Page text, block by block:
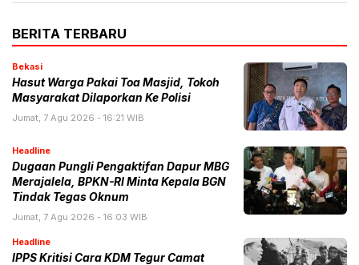
BERITA TERBARU
Bekasi
Hasut Warga Pakai Toa Masjid, Tokoh
Masyarakat Dilaporkan Ke Polisi
Jumat, 7 Agu 2026 - 16:21 WIB
Headline
Dugaan Pungli Pengaktifan Dapur MBG
Merajalela, BPKN-RI Minta Kepala BGN
Tindak Tegas Oknum
Jumat, 7 Agu 2026 - 16:03 WIB
Headline
IPPS Kritisi Cara KDM Tegur Camat